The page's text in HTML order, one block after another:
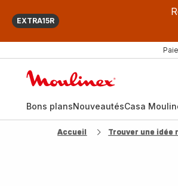
EXTRA15R
Bons plansNouveautésCasa
Accueil Trouver une idée